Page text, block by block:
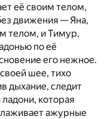
её своим телом,
движения — Яна,
телом, и Тимур,
по её
его нежное.
шее, тихо
дыхание, следит
которая
ажурные